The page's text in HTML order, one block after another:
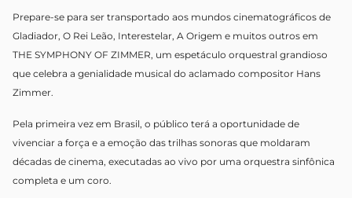
Prepare-se para ser transportado aos mundos cinematográficos de
Gladiador, O Rei Leão, Interestelar, A Origem e muitos outros em
THE SYMPHONY OF ZIMMER, um espetáculo orquestral grandioso
que celebra a genialidade musical do aclamado compositor Hans
Zimmer.
Pela primeira vez em Brasil, o público terá a oportunidade de
vivenciar a força e a emoção das trilhas sonoras que moldaram
décadas de cinema, executadas ao vivo por uma orquestra sinfônica
completa e um coro.